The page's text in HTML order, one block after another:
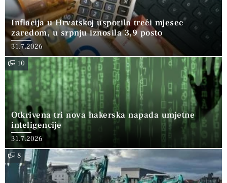
Inflacija u Hrvatskoj usporila treći mjesec
zaredom, u srpnju iznosila 3,9 posto
31.7.2026
10
Otkrivena tri nova hakerska napada umjetne
inteligencije
31.7.2026
8